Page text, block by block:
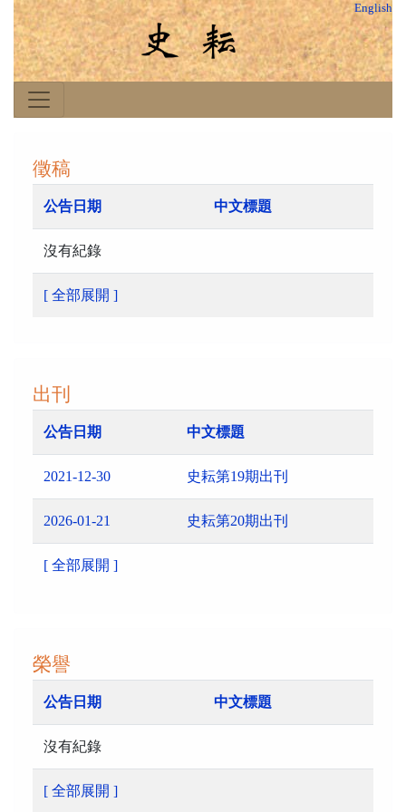
English
徵稿
公告日期 中文標題
沒有紀錄
[ 全部展開 ]
出刊
公告日期 中文標題
2021-12-30 史耘第19期出刊
2026-01-21 史耘第20期出刊
[ 全部展開 ]
榮譽
公告日期 中文標題
沒有紀錄
[ 全部展開 ]